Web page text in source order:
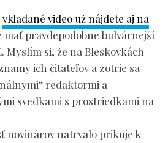
vkladané video už nájdete aj na
mať pravdepodobne bulvárnejší
Myslím si, že na Bleskovkách
ich čitateľov a zotrie sa
redaktormi a
svedkami s prostriedkami na
novinárov natrvalo prikuje k